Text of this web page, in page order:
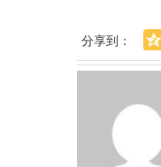
分享到：